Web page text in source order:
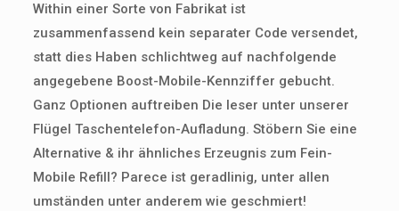
Within einer Sorte von Fabrikat ist
zusammenfassend kein separater Code versendet,
statt dies Haben schlichtweg auf nachfolgende
angegebene Boost-Mobile-Kennziffer gebucht.
Ganz Optionen auftreiben Die leser unter unserer
Flügel Taschentelefon-Aufladung. Stöbern Sie eine
Alternative & ihr ähnliches Erzeugnis zum Fein-
Mobile Refill? Parece ist geradlinig, unter allen
umständen unter anderem wie geschmiert!